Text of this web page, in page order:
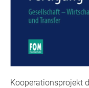
Kooperationsprojekt